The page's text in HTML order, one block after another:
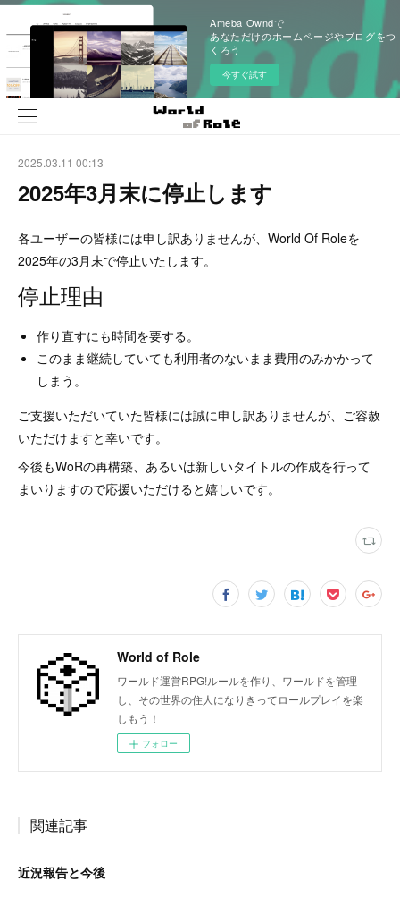
Ameba Owndで
あなただけのホームページやブログをつ
くろう
今すぐ試す
2025.03.11 00:13
2025年3月末に停止します
各ユーザーの皆様には申し訳ありませんが、World Of Roleを
2025年の3月末で停止いたします。
停止理由
作り直すにも時間を要する。
このまま継続していても利用者のないまま費用のみかかって
しまう。
ご支援いただいていた皆様には誠に申し訳ありませんが、ご容赦
いただけますと幸いです。
今後もWoRの再構築、あるいは新しいタイトルの作成を行って
まいりますので応援いただけると嬉しいです。
World of Role
ワールド運営RPG!ルールを作り、ワールドを管理
し、その世界の住人になりきってロールプレイを楽
しもう！
フォロー
関連記事
近況報告と今後